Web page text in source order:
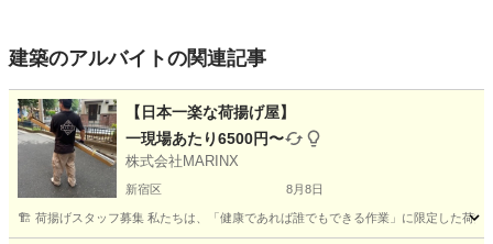
建築のアルバイトの関連記事
【日本一楽な荷揚げ屋】
一現場あたり6500円〜
株式会社MARINX
新宿区 8月8日
🏗️ 荷揚げスタッフ募集 私たちは、「健康であれば誰でもできる作業」に限定した荷